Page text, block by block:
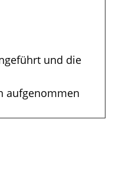
und die
aufgenommen